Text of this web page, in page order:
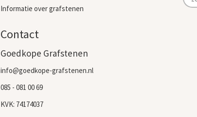
Informatie over grafstenen
Contact
Goedkope Grafstenen
info@goedkope-grafstenen.nl
085 - 081 00 69
KVK: 74174037